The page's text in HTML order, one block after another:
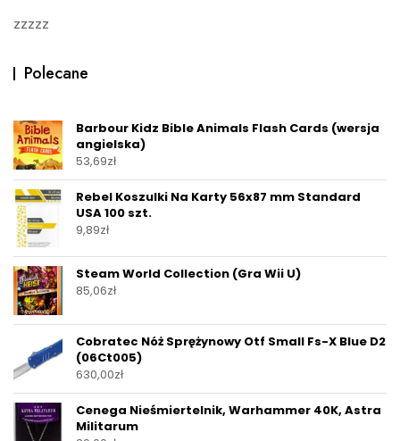
zzzzz
Polecane
Barbour Kidz Bible Animals Flash Cards (wersja
angielska)
53,69zł
Rebel Koszulki Na Karty 56x87 mm Standard
USA 100 szt.
9,89zł
Steam World Collection (Gra Wii U)
85,06zł
Cobratec Nóż Sprężynowy Otf Small Fs-X Blue D2
(06Ct005)
630,00zł
Cenega Nieśmiertelnik, Warhammer 40K, Astra
Militarum